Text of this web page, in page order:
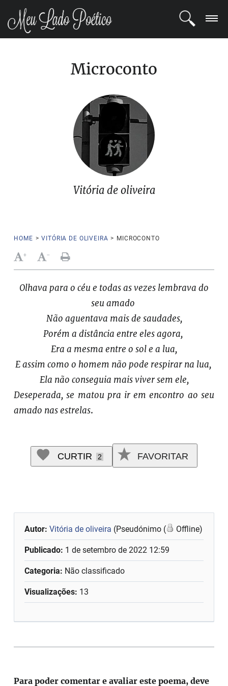
Microconto
Vitória de oliveira
HOME > VITÓRIA DE OLIVEIRA > MICROCONTO
+ -
Olhava para o céu e todas as vezes lembrava do
seu amado
Não aguentava mais de saudades,
Porém a distância entre eles agora,
Era a mesma entre o sol e a lua,
E assim como o homem não pode respirar na lua,
Ela não conseguia mais viver sem ele,
Deseperada, se matou pra ir em encontro ao seu
amado nas estrelas.
CURTIR 2 FAVORITAR
Autor:Vitória de oliveira (Pseudónimo ( Offline)
Publicado: 1 de setembro de 2022 12:59
Categoria: Não classificado
Visualizações: 13
Para poder comentar e avaliar este poema, deve